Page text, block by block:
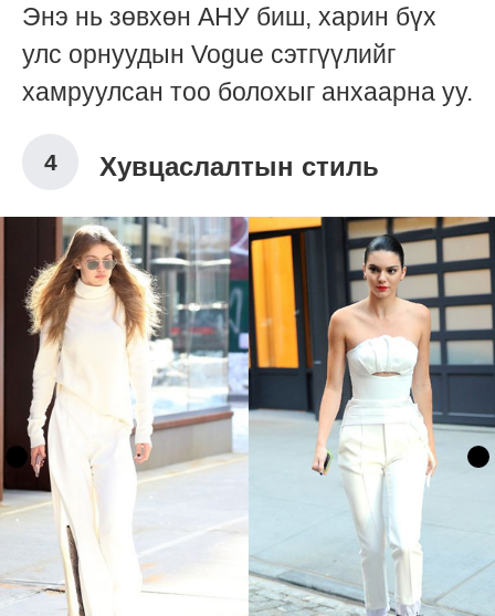
Энэ нь зөвхөн АНУ биш, харин бүх
улс орнуудын Vogue сэтгүүлийг
хамруулсан тоо болохыг анхаарна уу.
Хувцаслалтын стиль